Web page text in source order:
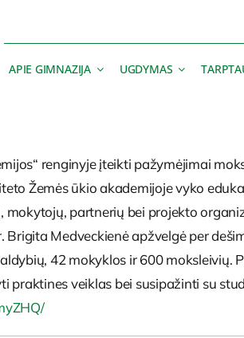
APIE GIMNAZIJA UGDYMAS
renginyje įteikti pažymėjimai
Žemės ūkio akademijoje vyko
mokytojų, partnerių bei projekto
Medveckienė apžvelgė per
42 mokyklos ir 600
praktines veiklas bei susipažinti su